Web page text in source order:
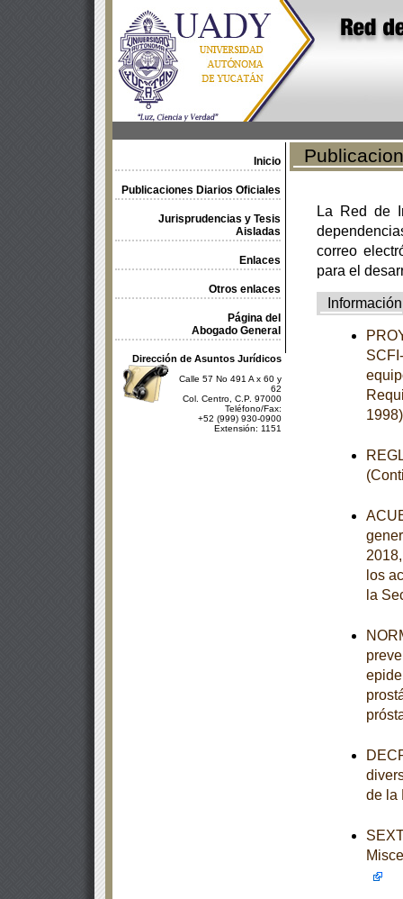
Inicio
Publicaciones Diarios Oficiales
Jurisprudencias y Tesis
Aisladas
Enlaces
Otros enlaces
Página del
Abogado General
Dirección de Asuntos Jurídicos
Calle 57 No 491 A x 60 y
62
Col. Centro, C.P. 97000
Teléfono/Fax:
+52 (999) 930-0900
Extensión: 1151
La Red de
correo
para el
Información
los
la
de la